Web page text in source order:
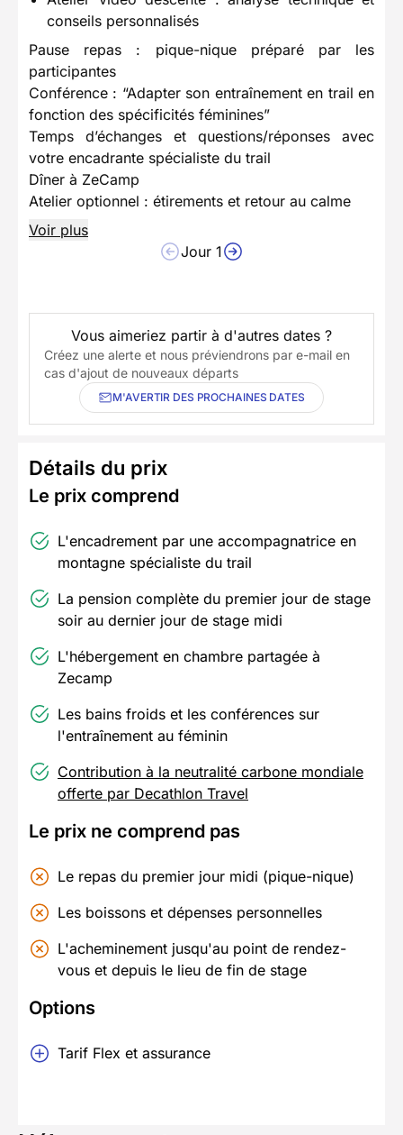
conseils personnalisés
Pause repas : pique-nique préparé par les
participantes
Conférence : “Adapter son entraînement en trail en
fonction des spécificités féminines”
Temps d’échanges et questions/réponses avec
votre encadrante spécialiste du trail
Dîner à ZeCamp
Atelier optionnel : étirements et retour au calme
Voir plus
Jour 1
Vous aimeriez partir à d'autres dates ?
Créez une alerte et nous préviendrons par e-mail en
cas d'ajout de nouveaux départs
M'AVERTIR DES PROCHAINES DATES
Détails du prix
Le prix comprend
L'encadrement par une accompagnatrice en
montagne spécialiste du trail
La pension complète du premier jour de stage
soir au dernier jour de stage midi
L'hébergement en chambre partagée à
Zecamp
Les bains froids et les conférences sur
l'entraînement au féminin
Contribution à la neutralité carbone mondiale
offerte par Decathlon Travel
Le prix ne comprend pas
Le repas du premier jour midi (pique-nique)
Les boissons et dépenses personnelles
L'acheminement jusqu'au point de rendez-
vous et depuis le lieu de fin de stage
Options
Tarif Flex et assurance